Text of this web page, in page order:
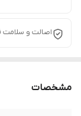
اصالت و سلامت
مشخصات